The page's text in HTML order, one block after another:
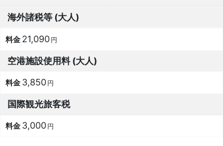
海外諸税等 (大人)
21,090円
空港施設使用料 (大人)
3,850円
国際観光旅客税
3,000円